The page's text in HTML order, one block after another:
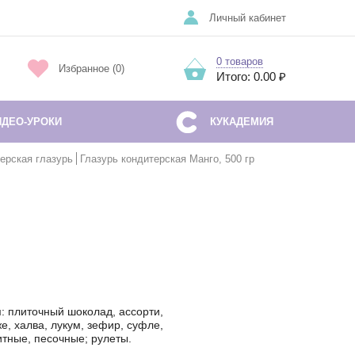
Личный кабинет
Избранное (0)
0 товаров
Итого: 0.00 ₽
УРОКИ КУКАДЕМИЯ
глазурь Глазурь кондитерская Манго, 500 гр
плиточный шоколад, ассорти,
халва, лукум, зефир, суфле,
песочные; рулеты.